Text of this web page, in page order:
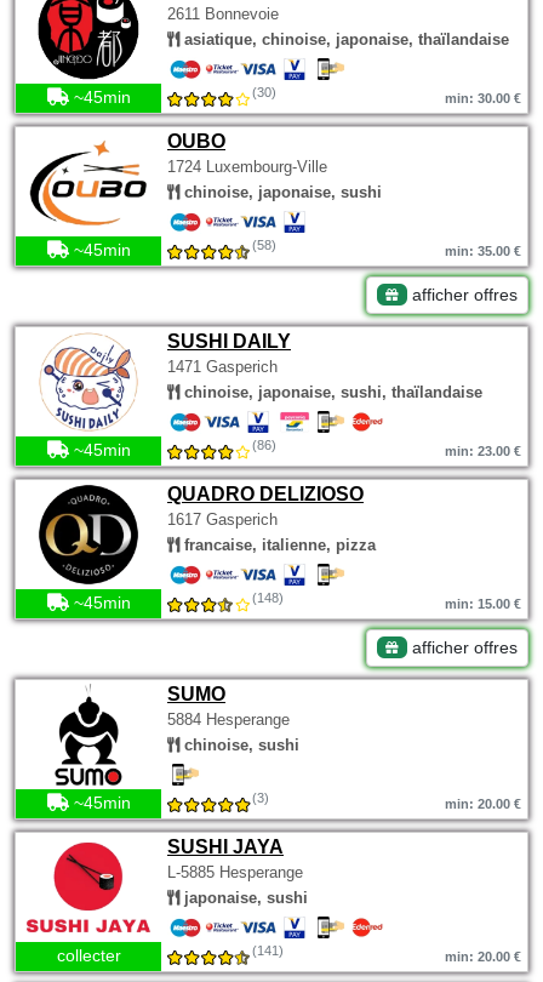
2611 Bonnevoie
asiatique, chinoise, japonaise, thaïlandaise
~45min (30) min: 30.00 €
OUBO
1724 Luxembourg-Ville
chinoise, japonaise, sushi
~45min (58) min: 35.00 €
afficher offres
SUSHI DAILY
1471 Gasperich
chinoise, japonaise, sushi, thaïlandaise
~45min (86) min: 23.00 €
QUADRO DELIZIOSO
1617 Gasperich
francaise, italienne, pizza
~45min (148) min: 15.00 €
afficher offres
SUMO
5884 Hesperange
chinoise, sushi
~45min (3) min: 20.00 €
SUSHI JAYA
L-5885 Hesperange
japonaise, sushi
collecter (141) min: 20.00 €